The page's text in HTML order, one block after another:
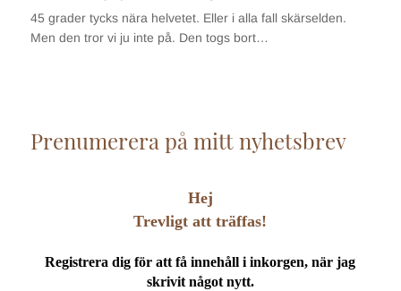
45 grader tycks nära helvetet. Eller i alla fall skärselden.
Men den tror vi ju inte på. Den togs bort…
Prenumerera på mitt nyhetsbrev
Hej
Trevligt att träffas!
Registrera dig för att få innehåll i inkorgen, när jag
skrivit något nytt.